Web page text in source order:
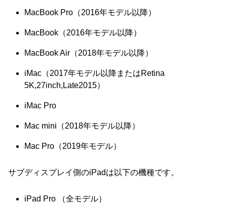
MacBook Pro（2016年モデル以降）
MacBook（2016年モデル以降）
MacBook Air（2018年モデル以降）
iMac（2017年モデル以降またはRetina
5K,27inch,Late2015）
iMac Pro
Mac mini（2018年モデル以降）
Mac Pro（2019年モデル）
サブディスプレイ側のiPadは以下の機種です。
iPad Pro （全モデル）